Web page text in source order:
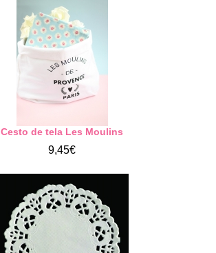
Cesto de tela Les Moulins
9,45€